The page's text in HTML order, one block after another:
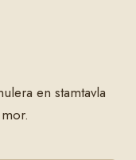
en stamtavla